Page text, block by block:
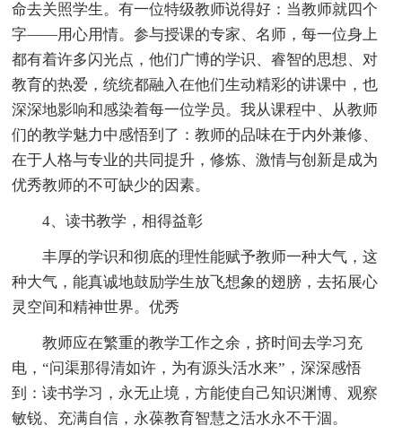
命去关照学生。有一位特级教师说得好：当教师就四个
字——用心用情。参与授课的专家、名师，每一位身上
都有着许多闪光点，他们广博的学识、睿智的思想、对
教育的热爱，统统都融入在他们生动精彩的讲课中，也
深深地影响和感染着每一位学员。我从课程中、从教师
们的教学魅力中感悟到了：教师的品味在于内外兼修、
在于人格与专业的共同提升，修炼、激情与创新是成为
优秀教师的不可缺少的因素。
4、读书教学，相得益彰
丰厚的学识和彻底的理性能赋予教师一种大气，这
种大气，能真诚地鼓励学生放飞想象的翅膀，去拓展心
灵空间和精神世界。优秀
教师应在繁重的教学工作之余，挤时间去学习充
电，“问渠那得清如许，为有源头活水来”，深深感悟
到：读书学习，永无止境，方能使自己知识渊博、观察
敏锐、充满自信，永葆教育智慧之活水永不干涸。